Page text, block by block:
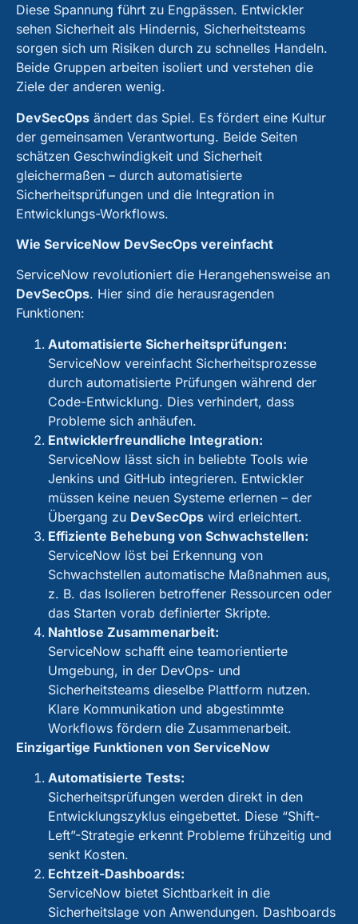
Diese Spannung führt zu Engpässen. Entwickler
sehen Sicherheit als Hindernis, Sicherheitsteams
sorgen sich um Risiken durch zu schnelles Handeln.
Beide Gruppen arbeiten isoliert und verstehen die
Ziele der anderen wenig.
DevSecOps ändert das Spiel. Es fördert eine Kultur
der gemeinsamen Verantwortung. Beide Seiten
schätzen Geschwindigkeit und Sicherheit
gleichermaßen – durch automatisierte
Sicherheitsprüfungen und die Integration in
Entwicklungs-Workflows.
Wie ServiceNow DevSecOps vereinfacht
ServiceNow revolutioniert die Herangehensweise an
DevSecOps. Hier sind die herausragenden
Funktionen:
Automatisierte Sicherheitsprüfungen:
ServiceNow vereinfacht Sicherheitsprozesse
durch automatisierte Prüfungen während der
Code-Entwicklung. Dies verhindert, dass
Probleme sich anhäufen.
Entwicklerfreundliche Integration:
ServiceNow lässt sich in beliebte Tools wie
Jenkins und GitHub integrieren. Entwickler
müssen keine neuen Systeme erlernen – der
Übergang zu DevSecOps wird erleichtert.
Effiziente Behebung von Schwachstellen:
ServiceNow löst bei Erkennung von
Schwachstellen automatische Maßnahmen aus,
z. B. das Isolieren betroffener Ressourcen oder
das Starten vorab definierter Skripte.
Nahtlose Zusammenarbeit:
ServiceNow schafft eine teamorientierte
Umgebung, in der DevOps- und
Sicherheitsteams dieselbe Plattform nutzen.
Klare Kommunikation und abgestimmte
Workflows fördern die Zusammenarbeit.
Einzigartige Funktionen von ServiceNow
Automatisierte Tests:
Sicherheitsprüfungen werden direkt in den
Entwicklungszyklus eingebettet. Diese “Shift-
Left”-Strategie erkennt Probleme frühzeitig und
senkt Kosten.
Echtzeit-Dashboards:
ServiceNow bietet Sichtbarkeit in die
Sicherheitslage von Anwendungen. Dashboards